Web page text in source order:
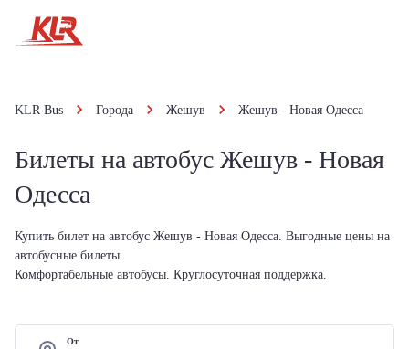
KLR Bus Города Жешув Жешув - Новая Одесса
Билеты на автобус Жешув - Новая
Одесса
Купить билет на автобус Жешув - Новая Одесса. Выгодные цены на
автобусные билеты.
Комфортабельные автобусы. Круглосуточная поддержка.
От